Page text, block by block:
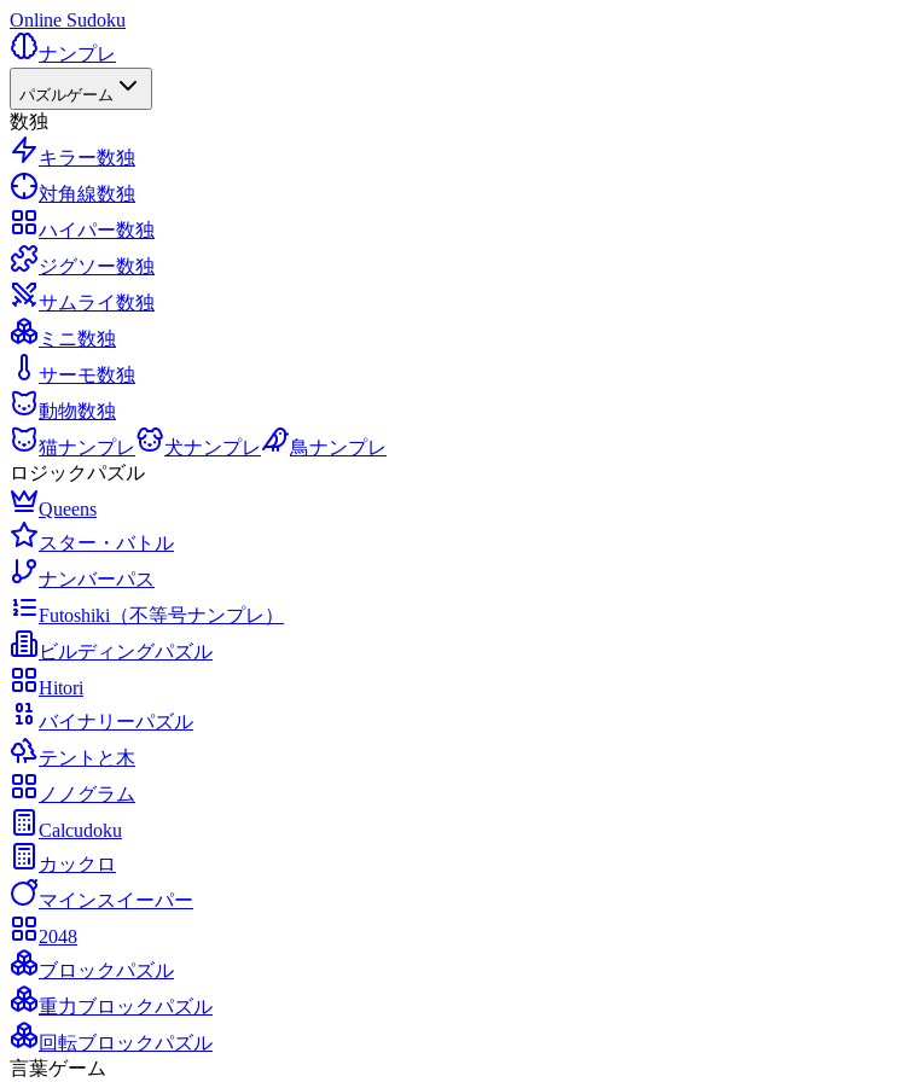
Online Sudoku
ナンプレ
パズルゲーム
数独
キラー数独
対角線数独
ハイパー数独
ジグソー数独
サムライ数独
ミニ数独
サーモ数独
動物数独
猫ナンプレ
犬ナンプレ
鳥ナンプレ
ロジックパズル
Queens
スター・バトル
ナンバーパス
Futoshiki（不等号ナンプレ）
ビルディングパズル
Hitori
バイナリーパズル
テントと木
ノノグラム
Calcudoku
カックロ
マインスイーパー
2048
ブロックパズル
重力ブロックパズル
回転ブロックパズル
言葉ゲーム